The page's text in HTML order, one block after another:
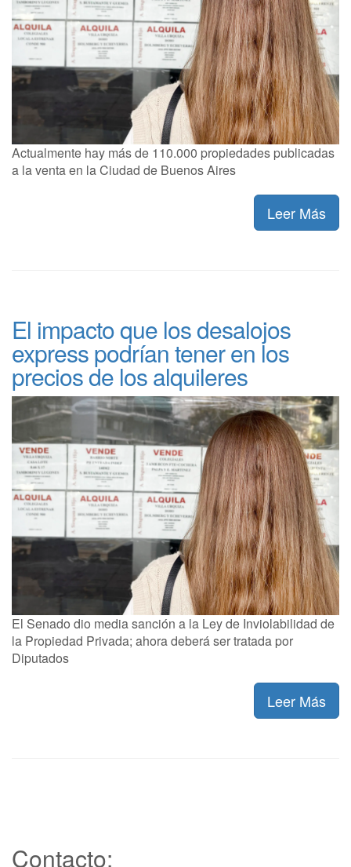
Actualmente hay más de 110.000 propiedades publicadas
a la venta en la Ciudad de Buenos Aires
Leer Más
El impacto que los desalojos
express podrían tener en los
precios de los alquileres
El Senado dio media sanción a la Ley de Inviolabilidad de
la Propiedad Privada; ahora deberá ser tratada por
Diputados
Leer Más
Contacto: